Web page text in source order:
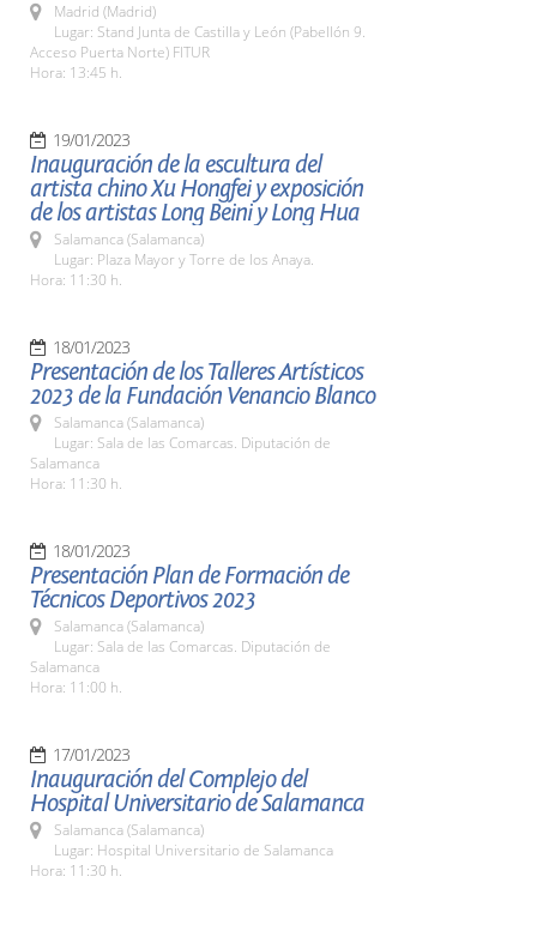
Madrid (Madrid)
Lugar: Stand Junta de Castilla y León (Pabellón 9.
Acceso Puerta Norte) FITUR
Hora: 13:45 h.
19/01/2023
Inauguración de la escultura del
artista chino Xu Hongfei y exposición
de los artistas Long Beini y Long Hua
Salamanca (Salamanca)
Lugar: Plaza Mayor y Torre de los Anaya.
Hora: 11:30 h.
18/01/2023
Presentación de los Talleres Artísticos
2023 de la Fundación Venancio Blanco
Salamanca (Salamanca)
Lugar: Sala de las Comarcas. Diputación de
Salamanca
Hora: 11:30 h.
18/01/2023
Presentación Plan de Formación de
Técnicos Deportivos 2023
Salamanca (Salamanca)
Lugar: Sala de las Comarcas. Diputación de
Salamanca
Hora: 11:00 h.
17/01/2023
Inauguración del Complejo del
Hospital Universitario de Salamanca
Salamanca (Salamanca)
Lugar: Hospital Universitario de Salamanca
Hora: 11:30 h.